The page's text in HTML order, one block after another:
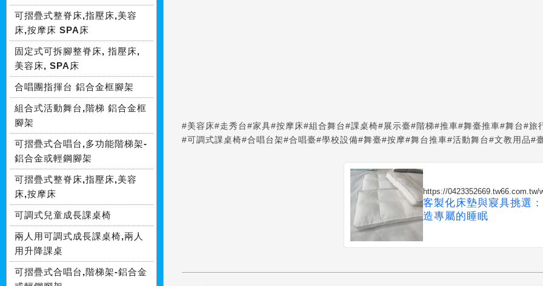
#美容床#走秀台#家具#按摩床#組合舞台#課桌椅#展示臺#階梯#推車#舞臺推車#舞台#旅
#可調式課桌椅#合唱台架#合唱臺#學校設備#舞臺#按摩#舞台推車#活動舞台#文教用品#
https://0423352669.tw66.com.tw/
客製化床墊與寢具挑選
造專屬的睡眠
可摺疊式整脊床,指壓床,美容
床,按摩床 SPA床
固定式可拆腳整脊床, 指壓床,
美容床, SPA床
合唱團指揮台 鋁合金框腳架
組合式活動舞台,階梯 鋁合金框
腳架
可摺疊式合唱台,多功能階梯架-
鋁合金或輕鋼腳架
可摺疊式整脊床,指壓床,美容
床,按摩床
可調式兒童成長課桌椅
兩人用可調式成長課桌椅,兩人
用升降課桌
可摺疊式合唱台,階梯架-鋁合金